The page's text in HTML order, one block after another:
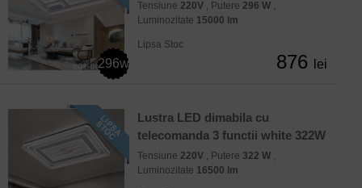
296w
Tensiune 220V , Putere 296 W ,
Luminozitate 15000 lm
Lipsa Stoc
876 lei
Lustra LED dimabila cu
telecomanda 3 functii white 322W
Tensiune 220V , Putere 322 W ,
Luminozitate 16500 lm